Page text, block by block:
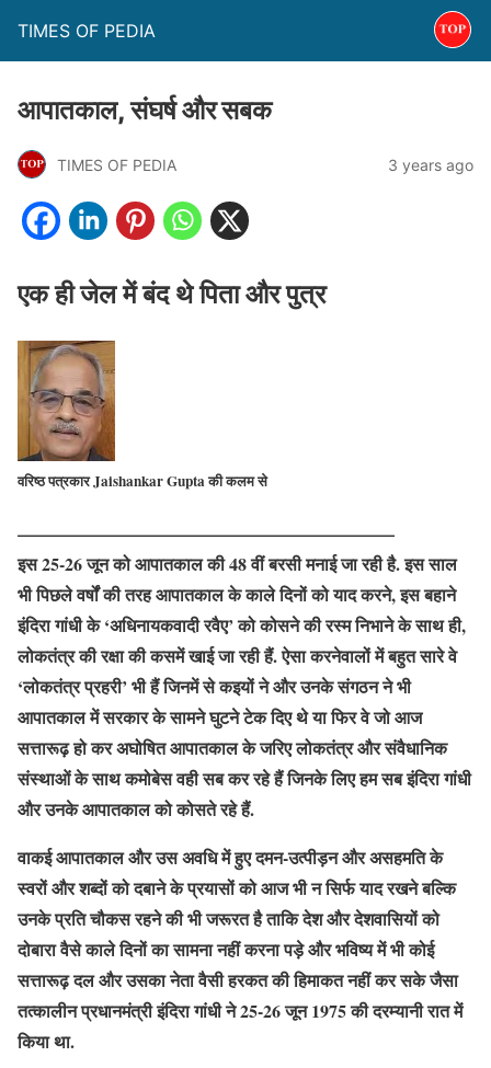
TIMES OF PEDIA
आपातकाल, संघर्ष और सबक
TIMES OF PEDIA 3 years ago
एक ही जेल में बंद थे पिता और पुत्र
वरिष्ठ पत्रकार Jaishankar Gupta की कलम से
—————————————————————–
इस 25-26 जून को आपातकाल की 48 वीं बरसी मनाई जा रही है. इस साल
भी पिछले वर्षों की तरह आपातकाल के काले दिनों को याद करने, इस बहाने
इंदिरा गांधी के ‘अधिनायकवादी रवैए’ को कोसने की रस्म निभाने के साथ ही,
लोकतंत्र की रक्षा की कसमें खाई जा रही हैं. ऐसा करनेवालों में बहुत सारे वे
‘लोकतंत्र प्रहरी’ भी हैं जिनमें से कइयों ने और उनके संगठन ने भी
आपातकाल में सरकार के सामने घुटने टेक दिए थे या फिर वे जो आज
सत्तारूढ़ हो कर अघोषित आपातकाल के जरिए लोकतंत्र और संवैधानिक
संस्थाओं के साथ कमोबेस वही सब कर रहे हैं जिनके लिए हम सब इंदिरा गांधी
और उनके आपातकाल को कोसते रहे हैं.
वाकई आपातकाल और उस अवधि में हुए दमन-उत्पीड़न और असहमति के
स्वरों और शब्दों को दबाने के प्रयासों को आज भी न सिर्फ याद रखने बल्कि
उनके प्रति चौकस रहने की भी जरूरत है ताकि देश और देशवासियों को
दोबारा वैसे काले दिनों का सामना नहीं करना पड़े और भविष्य में भी कोई
सत्तारूढ़ दल और उसका नेता वैसी हरकत की हिमाकत नहीं कर सके जैसा
तत्कालीन प्रधानमंत्री इंदिरा गांधी ने 25-26 जून 1975 की दरम्यानी रात में
किया था.